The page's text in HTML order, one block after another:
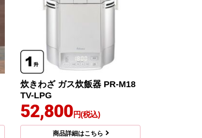
炊きわざ ガス炊飯器 PR-M18
TV-LPG
52,800円(税込)
商品詳細はこちら